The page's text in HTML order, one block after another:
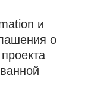
и
о